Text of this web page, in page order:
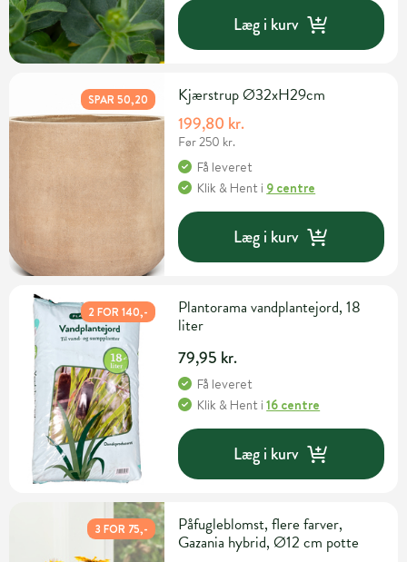
Læg i kurv
SPAR 50,20 Kjærstrup Ø32xH29cm
199,80 kr.
Før 250 kr.
Få leveret
Klik & Hent i 9 centre
Læg i kurv
2 FOR 140,-
Plantorama vandplantejord, 18
liter
79,95 kr.
Få leveret
Klik & Hent i16 centre
Læg i kurv
3 FOR 75,-
Påfugleblomst, flere farver,
Gazania hybrid, Ø12 cm potte